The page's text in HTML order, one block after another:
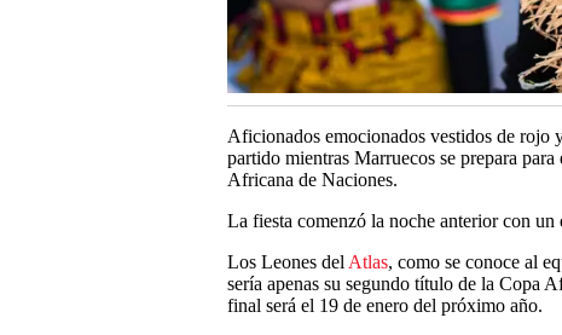
Aficionados emocionados vestidos de rojo
partido mientras Marruecos se prepara
Africana de Naciones.
La fiesta comenzó la noche anterior con
Los Leones del Atlas, como se conoce al
sería apenas su segundo título de la Copa
final será el 19 de enero del próximo año.